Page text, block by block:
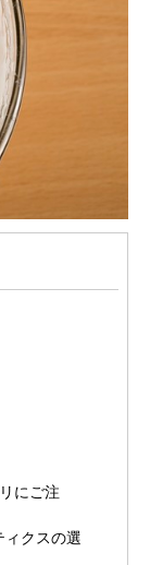
にご注
ィクスの選